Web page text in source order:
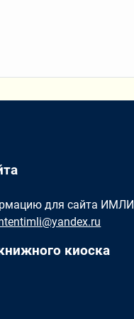
для сайта ИМЛИ
киоска